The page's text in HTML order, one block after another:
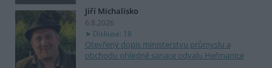
Jiří Michalisko
6.8.2026
Diskuse: 18
Otevřený dopis ministerstvu průmyslu a
obchodu ohledně sanace odvalu Heřmanice